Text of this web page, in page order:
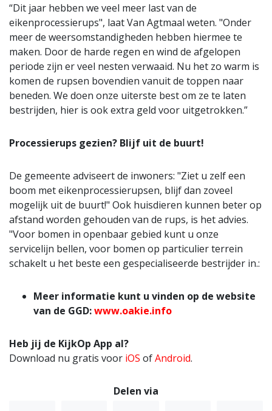
“Dit jaar hebben we veel meer last van de
eikenprocessierups", laat Van Agtmaal weten. "Onder
meer de weersomstandigheden hebben hiermee te
maken. Door de harde regen en wind de afgelopen
periode zijn er veel nesten verwaaid. Nu het zo warm is
komen de rupsen bovendien vanuit de toppen naar
beneden. We doen onze uiterste best om ze te laten
bestrijden, hier is ook extra geld voor uitgetrokken.”
Processierups gezien? Blijf uit de buurt!
De gemeente adviseert de inwoners: "Ziet u zelf een
boom met eikenprocessierupsen, blijf dan zoveel
mogelijk uit de buurt!" Ook huisdieren kunnen beter op
afstand worden gehouden van de rups, is het advies.
"Voor bomen in openbaar gebied kunt u onze
servicelijn bellen, voor bomen op particulier terrein
schakelt u het beste een gespecialiseerde bestrijder in.:
Meer informatie kunt u vinden op de website
van de GGD:www.oakie.info
Heb jij de KijkOp App al?
Download nu gratis voor iOS ofAndroid.
Delen via